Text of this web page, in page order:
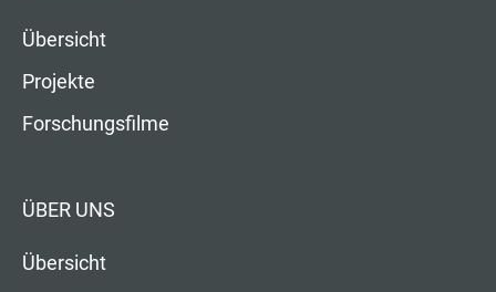
Übersicht
Projekte
Forschungsfilme
ÜBER UNS
Übersicht